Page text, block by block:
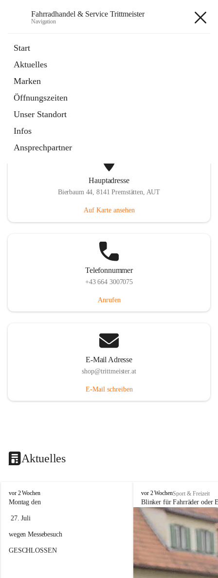
Fahrradhandel & Service Trittmeister
Navigation
Start
Aktuelles
Marken
Öffnungszeiten
Unser Standort
Infos
Ansprechpartner
Homepage
Externe Webseite
öffnet
in
neuem
Tab
Hauptadresse
Bierbaum 44, 8141 Premstätten, AUT
Auf Karte ansehen
Telefonnummer
+43 664 3007075
Anrufen
E-Mail Adresse
shop@trittmeister.at
E-Mail schreiben
Aktuelles
F
a
r
a
d
h
vor 2 Wochen
Montag den
27. Juli
wegen Messebesuch
GESCHLOSSEN
F
a
h
r
d
a
n
vor 2 WochenSport & Freizeit
Blinker für Fahrräder oder